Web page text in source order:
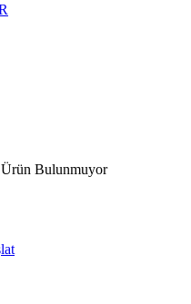
Ürün Bulunmuyor